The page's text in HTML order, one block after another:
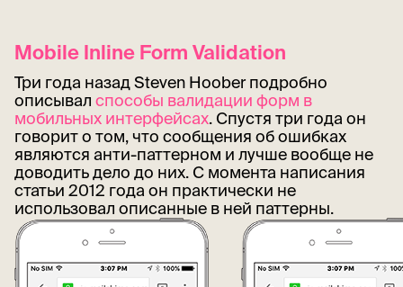
Mobile Inline Form Validation
Три года назад Steven Hoober подробно
описывал способы валидации форм в
мобильных интерфейсах. Спустя три года он
говорит о том, что сообщения об ошибках
являются анти-паттерном и лучше вообще не
доводить дело до них. С момента написания
статьи 2012 года он практически не
использовал описанные в ней паттерны.